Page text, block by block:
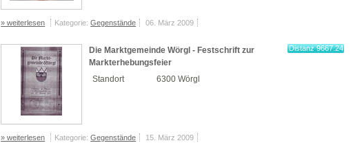
» weiterlesen Kategorie:Gegenstände 06. März 2009
Die Marktgemeinde Wörgl - Festschrift zur
Markterhebungsfeier
Distanz 9667.24
Standort 6300 Wörgl
» weiterlesen Kategorie:Gegenstände 15. März 2009